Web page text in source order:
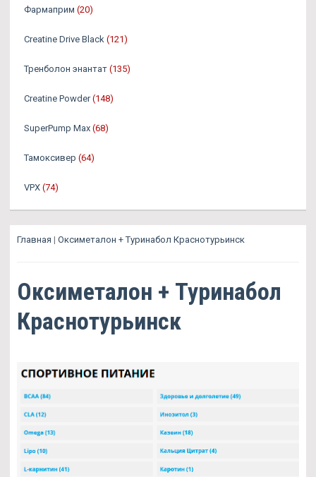
Фармаприм (20)
Creatine Drive Black (121)
Тренболон энантат (135)
Creatine Powder (148)
SuperPump Max (68)
Тамоксивер (64)
VPX (74)
Главная | Оксиметалон + Туринабол Краснотурьинск
Оксиметалон + Туринабол
Краснотурьинск